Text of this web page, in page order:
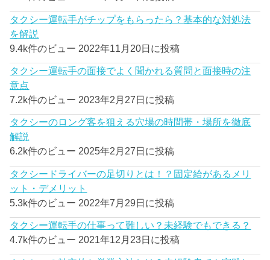
タクシー運転手がチップをもらったら？基本的な対処法
を解説
9.4k件のビュー 2022年11月20日に投稿
タクシー運転手の面接でよく聞かれる質問と面接時の注
意点
7.2k件のビュー 2023年2月27日に投稿
タクシーのロング客を狙える穴場の時間帯・場所を徹底
解説
6.2k件のビュー 2025年2月27日に投稿
タクシードライバーの足切りとは！？固定給があるメリ
ット・デメリット
5.3k件のビュー 2022年7月29日に投稿
タクシー運転手の仕事って難しい？未経験でもできる？
4.7k件のビュー 2021年12月23日に投稿